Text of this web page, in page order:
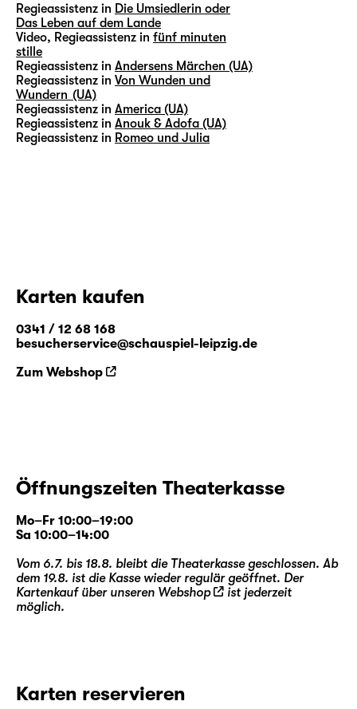
Regieassistenz in Die Umsiedlerin oder
Das Leben auf dem Lande
Video, Regieassistenz in fünf minuten
stille
Regieassistenz in Andersens Märchen (UA)
Regieassistenz in Von Wunden und
Wundern (UA)
Regieassistenz in America (UA)
Regieassistenz in Anouk & Adofa (UA)
Regieassistenz in Romeo und Julia
Karten kaufen
0341 / 12 68 168
besucherservice@schauspiel-leipzig.de
Zum Webshop
Öffnungszeiten Theaterkasse
Mo–Fr 10:00–19:00
Sa 10:00–14:00
Vom 6.7. bis 18.8. bleibt die Theaterkasse geschlossen. Ab
dem 19.8. ist die Kasse wieder regulär geöffnet. Der
Kartenkauf über unseren Webshop
ist jederzeit
möglich.
Karten reservieren